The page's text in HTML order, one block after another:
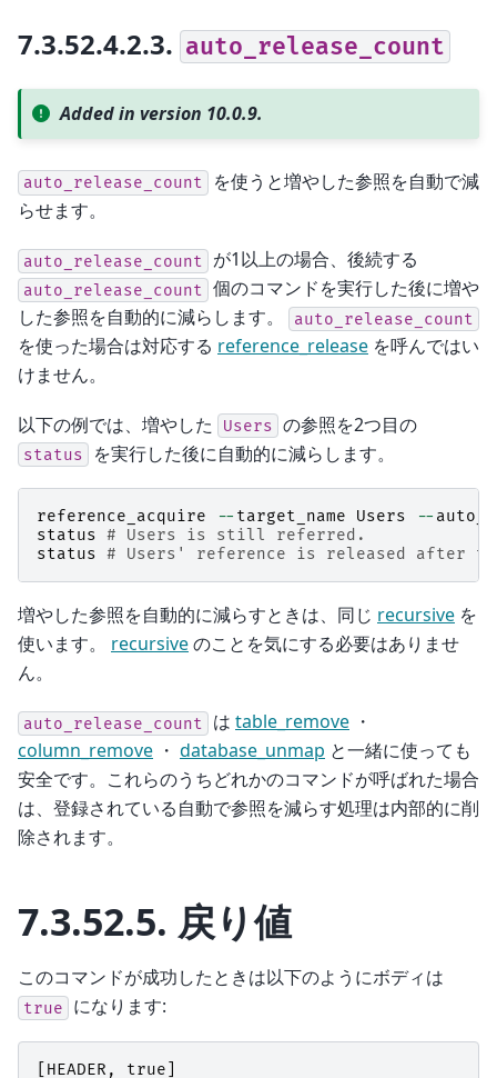
7.3.52.4.2.3. auto_release_count
Added in version 10.0.9.
auto_release_count
を使うと増やした参照を自動で減
らせます。
auto_release_count が1以上の場合、後続する
auto_release_count
個のコマンドを実行した後に増や
した参照を自動的に減らします。
auto_release_count
を使った場合は対応する reference_release を呼んではい
けません。
以下の例では、増やした Users の参照を2つ目の
status を実行した後に自動的に減らします。
reference_acquire -- target_name Users --
status # Users is still referred.
status # Users' reference is released after
増やした参照を自動的に減らすときは、同じ recursive を
使います。 recursiveのことを気にする必要はありませ
ん。
auto_release_count は table_remove ・
column_remove ・ database_unmap と一緒に使っても
安全です。これらのうちどれかのコマンドが呼ばれた場合
は、登録されている自動で参照を減らす処理は内部的に削
除されます。
7.3.52.5. 戻り値
このコマンドが成功したときは以下のようにボディは
true になります:
HEADER , true